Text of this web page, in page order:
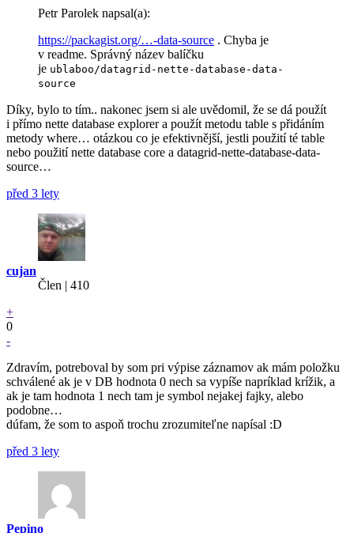
Petr Parolek napsal(a):
https://packagist.org/…-data-source . Chyba je
v readme. Správný název balíčku
je ublaboo/datagrid-nette-database-data-
source
Díky, bylo to tím.. nakonec jsem si ale uvědomil, že se dá použít
i přímo nette database explorer a použít metodu table s přidáním
metody where… otázkou co je efektivnější, jestli použití té table
nebo použití nette database core a datagrid-nette-database-data-
source…
před 3 lety
cujan
Člen | 410
+
0
-
Zdravím, potreboval by som pri výpise záznamov ak mám položku
schválené ak je v DB hodnota 0 nech sa vypíše napríklad krížik, a
ak je tam hodnota 1 nech tam je symbol nejakej fajky, alebo
podobne…
dúfam, že som to aspoň trochu zrozumiteľne napísal :D
před 3 lety
Pepino